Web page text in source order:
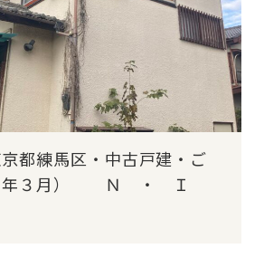
京都練馬区・中古戸建・ご
８年３月） Ｎ ・ Ｉ